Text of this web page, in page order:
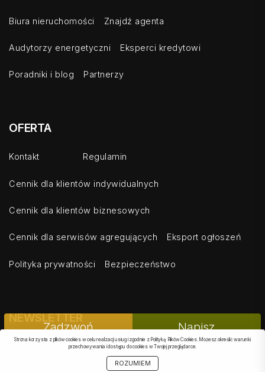
Zadzwoń Napisz
Biura nieruchomości Znajdź agenta
Audytorzy energetyczni Eksperci kredytowi
Poradniki i blog Partnerzy
OFERTA
Kontakt Regulamin
Cennik dla klientów indywidualnych
Cennik dla klientów biznesowych
Cennik dla serwisów agregujących Eksport ogłoszeń
Polityka prywatności Bezpieczeństwo
NEWSLETTER
Strona korzysta z plików cookies w celu realizacji usług i zgodnie z Polityką Plików Cookies. Możesz określić warunki
przechowywania i dostępu do cookies w Twojej przeglądarce.
ROZUMIEM
PODOBNE